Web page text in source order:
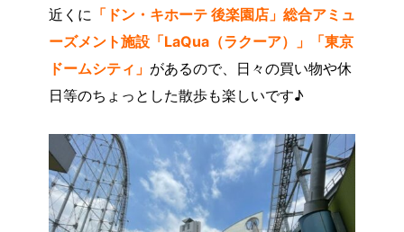
近くに 「ドン・キホーテ 後楽園店」総合アミュ
ーズメント施設「LaQua（ラクーア）」「東京
ドームシティ」 があるので、日々の買い物や休
日等のちょっとした散歩も楽しいです♪